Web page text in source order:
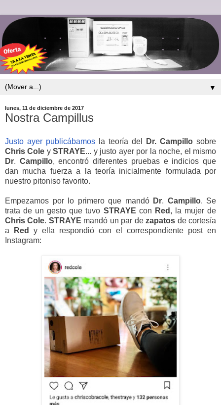
▼
lunes, 11 de diciembre de 2017
Nostra Campillus
Justo ayer publicábamos la teoría del Dr. Campillo sobre
Chris Cole ySTRAYE... y justo ayer por la noche, el mismo
Dr. Campillo, encontró diferentes pruebas e indicios que
dan mucha fuerza a la teoría inicialmente formulada por
nuestro pitoniso favorito.
Empezamos por lo primero que mandó Dr. Campillo. Se
trata de un gesto que tuvo STRAYE con Red , la mujer de
Chris Cole. STRAYE mandó un par dezapatos de cortesía
a
Red
y ella respondió con el correspondiente post en
Instagram: